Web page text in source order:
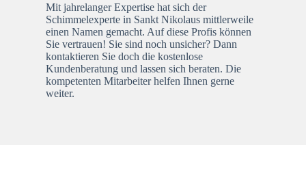
Mit jahrelanger Expertise hat sich der
Schimmelexperte in Sankt Nikolaus mittlerweile
einen Namen gemacht. Auf diese Profis können
Sie vertrauen! Sie sind noch unsicher? Dann
kontaktieren Sie doch die kostenlose
Kundenberatung und lassen sich beraten. Die
kompetenten Mitarbeiter helfen Ihnen gerne
weiter.